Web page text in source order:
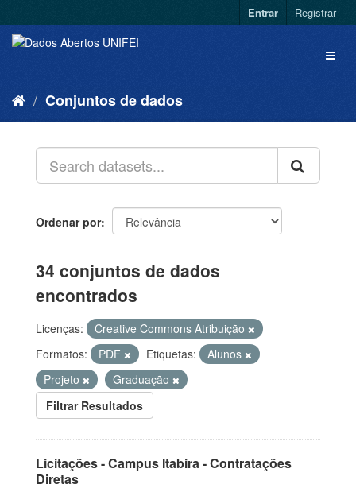
Entrar Registrar
Conjuntos de dados
Ordenar por
34 conjuntos de dados
encontrados
Licenças:
Creative Commons Atribuição
Formatos:
PDF Etiquetas:
Alunos
Projeto
Graduação
Filtrar Resultados
Licitações - Campus Itabira - Contratações
Diretas